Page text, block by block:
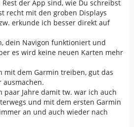
der App sind, wie Du schreibst
recht mit den groben Displays
erkunde ich besser direkt auf
dein Navigon funktioniert und
es wird keine neuen Karten mehr
mit dem Garmin treiben, gut das
ausmachen.
paar Jahre damit tw. war ich auch
und mit dem ersten Garmin
an und auch wieder nach